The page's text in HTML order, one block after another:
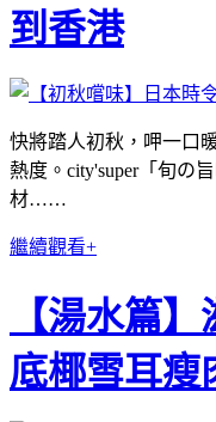
到香港
快將踏人初秋，呷一口
熱度。city'super「旬の
材……
繼續觀看+
【湯水篇
底椰雪耳瘦